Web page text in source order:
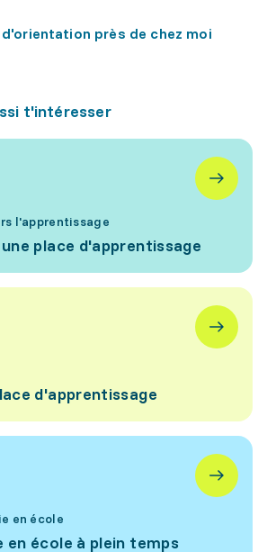
près de chez moi
t'intéresser
l'apprentissage
place d'apprentissage
d'apprentissage
en école
en école à plein temps